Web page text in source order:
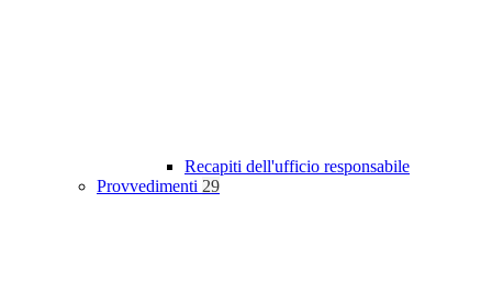
Recapiti dell'ufficio responsabile
Provvedimenti 29